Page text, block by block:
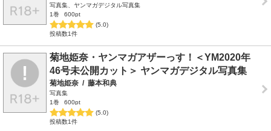
写真集、ヤンマガデジタル写真集
1巻
600pt
(5.0)
投稿数1件
菊地姫奈・ヤンマガアザーっす！＜YM2020年
46号未公開カット＞ ヤンマガデジタル写真集
菊地姫奈 / 藤本和典
写真集
1巻
600pt
(5.0)
投稿数1件